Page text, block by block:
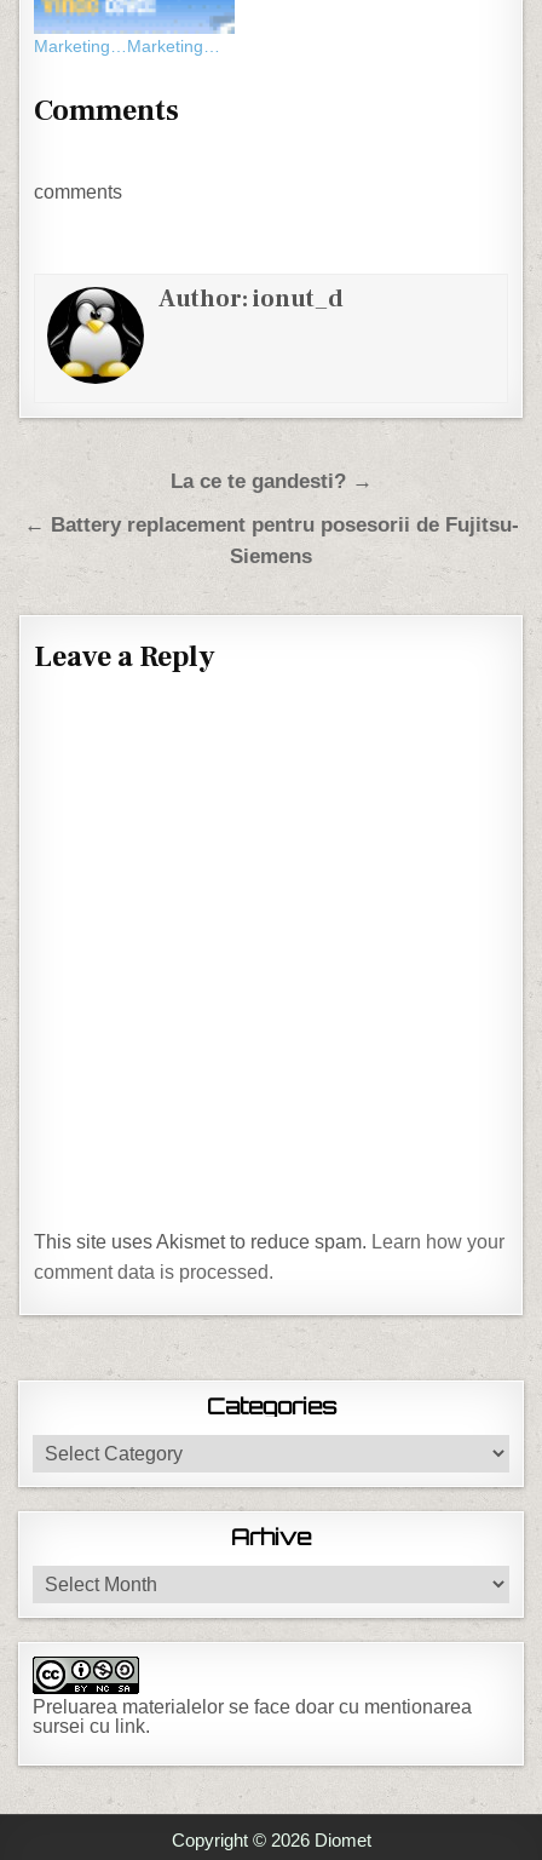
Marketing…Marketing…
Comments
comments
Author:ionut_d
Post navigationLa ce te gandesti? →
← Battery replacement pentru posesorii de Fujitsu-
Siemens
Leave a Reply
This site uses Akismet to reduce spam. Learn how your
comment data is processed.
Categories
Categories
Arhive
Arhive
Preluarea materialelor se face doar cu mentionarea
sursei cu link.
Copyright © 2026 Diomet